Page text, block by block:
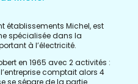
établissements Michel,est
spécialisée dans la
à l’électricité.
en 1965 avec 2 activités :
comptait alors 4
seséparede la partie